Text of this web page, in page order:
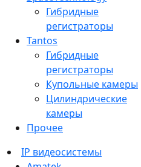
Гибридные
регистраторы
Tantos
Гибридные
регистраторы
Купольные камеры
Цилиндрические
камеры
Прочее
IP видеосистемы